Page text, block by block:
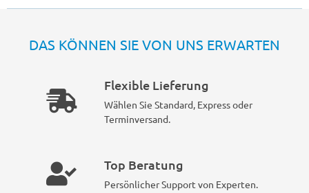
DAS KÖNNEN SIE VON UNS ERWARTEN
Flexible Lieferung
Wählen Sie Standard, Express oder
Terminversand.
Top Beratung
Persönlicher Support von Experten.